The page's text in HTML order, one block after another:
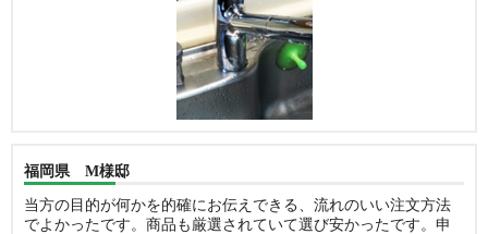
福岡県 M様邸
当方の目的が何かを的確にお伝えできる、流れのいい注文方法
でよかったです。商品も厳選されていて選び安かったです。申